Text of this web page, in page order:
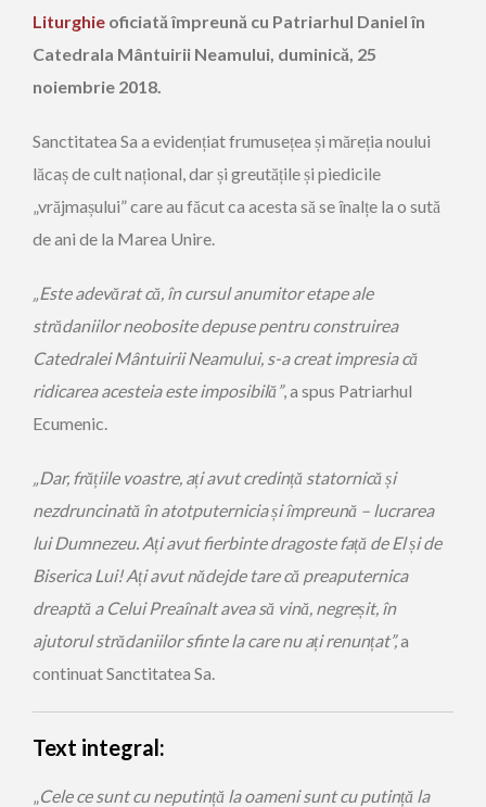
Liturghie oficiată împreună cu Patriarhul Daniel în
Catedrala Mântuirii Neamului, duminică, 25
noiembrie 2018.
Sanctitatea Sa a evidențiat frumusețea și măreția noului
lăcaș de cult național, dar și greutățile și piedicile
„vrăjmașului” care au făcut ca acesta să se înalțe la o sută
de ani de la Marea Unire.
„Este adevărat că, în cursul anumitor etape ale
strădaniilor neobosite depuse pentru construirea
Catedralei Mântuirii Neamului, s-a creat impresia că
ridicarea acesteia este imposibilă”, a spus Patriarhul
Ecumenic.
„Dar, frățiile voastre, ați avut credință statornică și
nezdruncinată în atotputernicia și împreună – lucrarea
lui Dumnezeu. Ați avut fierbinte dragoste față de El și de
Biserica Lui! Ați avut nădejde tare că preaputernica
dreaptă a Celui Preaînalt avea să vină, negreșit, în
ajutorul strădaniilor sfinte la care nu ați renunțat”,a
continuat Sanctitatea Sa.
Text integral:
„Cele ce sunt cu neputință la oameni sunt cu putință la